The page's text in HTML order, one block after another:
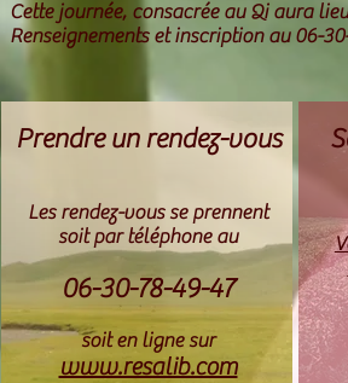
Cette journée, consacrée au Qi aura
Renseignements et inscription au 06-
Prendre un rendez-vous
Les rendez-vous se prennent
soit par téléphone au
06-30-78-49-47
soit en ligne sur
www.resalib.com